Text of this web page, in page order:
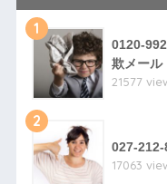
1
0120-
欺メール
21577
2
027-
17063